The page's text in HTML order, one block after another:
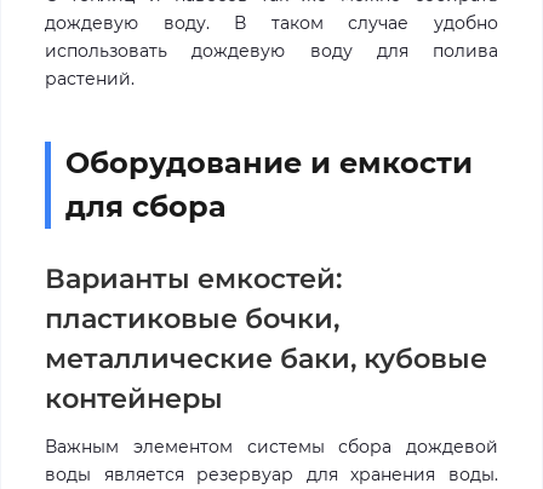
дождевую воду. В таком случае удобно
использовать дождевую воду для полива
растений.
Оборудование и емкости
для сбора
Варианты емкостей:
пластиковые бочки,
металлические баки, кубовые
контейнеры
Важным элементом системы сбора дождевой
воды является резервуар для хранения воды.